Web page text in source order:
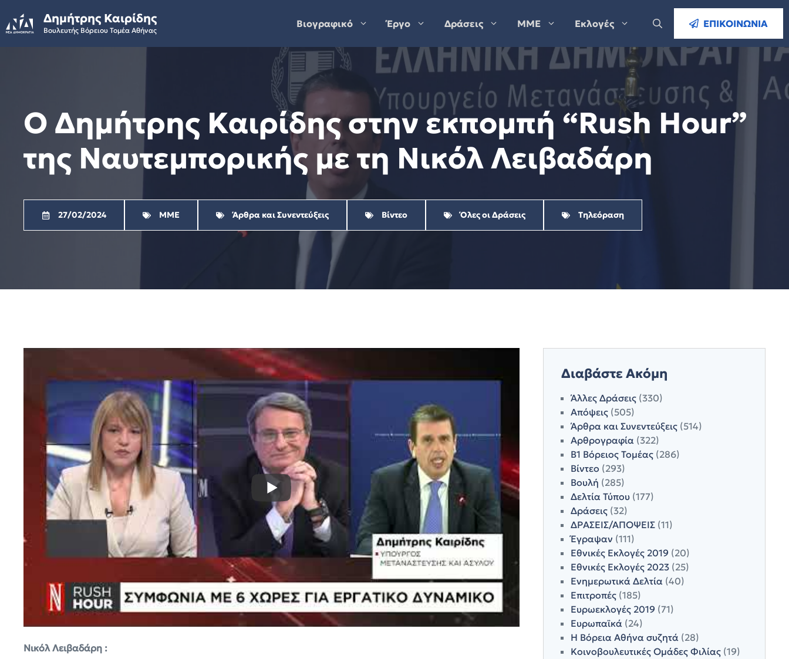
to
content
Δημήτρης Καιρίδης
Βουλευτής Βόρειου Τομέα Αθήνας
Βιογραφικό Έργο Δράσεις ΜΜΕ Εκλογές ΕΠΙΚΟΙΝΩΝΙΑ
O Δημήτρης Καιρίδης στην εκπομπή “Rush Hour”
της Ναυτεμπορικής με τη Νικόλ Λειβαδάρη
27/02/2024 ΜΜΕ Άρθρα και Συνεντεύξεις Βίντεο Όλες οι Δράσεις Τηλεόραση
Νικόλ Λειβαδάρη :
Διαβάστε Ακόμη
Άλλες Δράσεις(330)
Απόψεις(505)
Άρθρα και Συνεντεύξεις(514)
Αρθρογραφία(322)
Β1 Βόρειος Τομέας(286)
Βίντεο (293)
Βουλή (285)
Δελτία Τύπου(177)
Δράσεις(32)
ΔΡΑΣΕΙΣ/ΑΠΟΨΕΙΣ(11)
Έγραψαν (111)
Εθνικές Εκλογές 2019 (20)
Εθνικές Εκλογές 2023(25)
Ενημερωτικά Δελτία(40)
Επιτροπές(185)
Ευρωεκλογές 2019 (71)
Ευρωπαϊκά(24)
Η Βόρεια Αθήνα συζητά(28)
Κοινοβουλευτικές Ομάδες Φιλίας(19)